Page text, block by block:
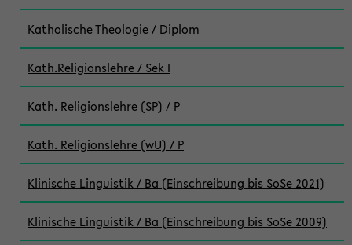
Katholische Theologie / Diplom
Kath.Religionslehre / Sek I
Kath. Religionslehre (SP) / P
Kath. Religionslehre (wU) / P
Klinische Linguistik / Ba (Einschreibung bis SoSe 2021)
Klinische Linguistik / Ba (Einschreibung bis SoSe 2009)